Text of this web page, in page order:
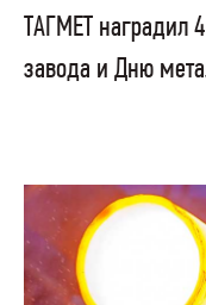
ТАГМЕТ наградил
завода и Дню